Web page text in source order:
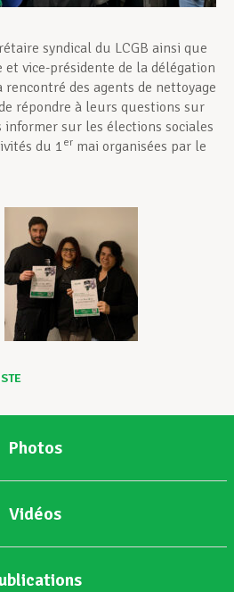
syndical du LCGB ainsi que
vice-présidente de la délégation
rencontré des agents de nettoyage
répondre à leurs questions sur
sur les élections sociales
du 1 er mai organisées par le
Photos
Vidéos